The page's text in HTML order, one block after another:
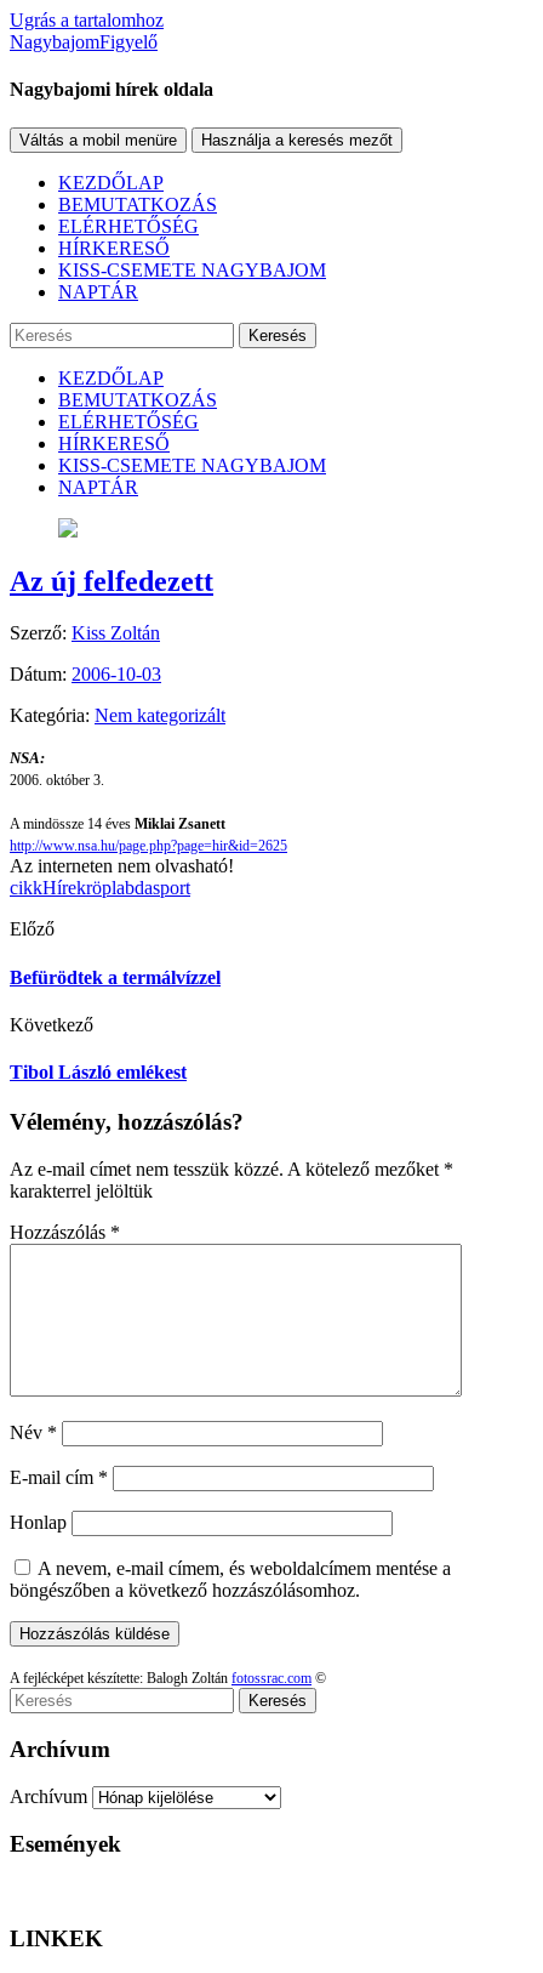
Ugrás a tartalomhoz
NagybajomFigyelő
Nagybajomi hírek oldala
Váltás a mobil menüre Használja a keresés mezőt
KEZDŐLAP
BEMUTATKOZÁS
ELÉRHETŐSÉG
HÍRKERESŐ
KISS-CSEMETE NAGYBAJOM
NAPTÁR
Keresés
KEZDŐLAP
BEMUTATKOZÁS
ELÉRHETŐSÉG
HÍRKERESŐ
KISS-CSEMETE NAGYBAJOM
NAPTÁR
Az új felfedezett
Szerző: Kiss Zoltán
Dátum: 2006-10-03
Kategória: Nem kategorizált
NSA:
2006. október 3.
A mindössze 14 éves Miklai Zsanett
http://www.nsa.hu/page.php?page=hir&id=2625
Az interneten nem olvasható!
cikkHírekröplabdasport
Előző
Befürödtek a termálvízzel
Következő
Tibol László emlékest
Vélemény, hozzászólás?
Az e-mail címet nem tesszük közzé. A kötelező mezőket *
karakterrel jelöltük
Hozzászólás *
Név *
E-mail cím *
Honlap
A nevem, e-mail címem, és weboldalcímem mentése a
böngészőben a következő hozzászólásomhoz.
A fejlécképet készítette: Balogh Zoltán fotossrac.com ©
Keresés
Archívum
Archívum
Események
LINKEK